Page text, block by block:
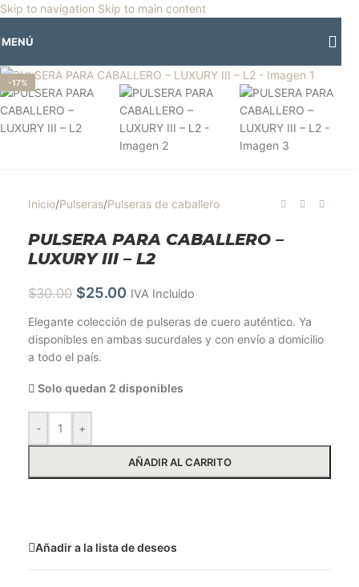
Skip to navigation Skip to main content
🎡Horario especial por vacaciones agostinas
MENÚ
-17%
Inicio/Pulseras/Pulseras de caballero
PULSERA PARA CABALLERO –
LUXURY III – L2
$30.00 $25.00 IVA Incluido
Elegante colección de pulseras de cuero auténtico. Ya
disponibles en ambas sucurdales y con envío a domicilio
a todo el país.
Solo quedan 2 disponibles
- +
AÑADIR AL CARRITO
Añadir a la lista de deseos